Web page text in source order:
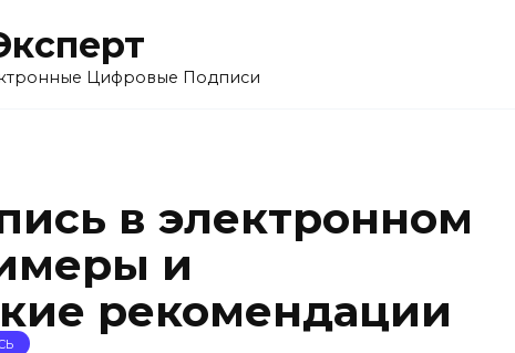
Цифровые Подписи
в электронном
и
рекомендации